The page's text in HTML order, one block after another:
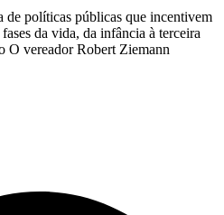
de políticas públicas que incentivem
da vida, da infância à terceira
O vereador Robert Ziemann